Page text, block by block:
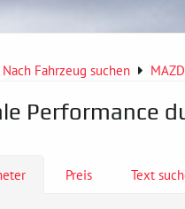
Nach Fahrzeug suchen
Performance
Preis Text